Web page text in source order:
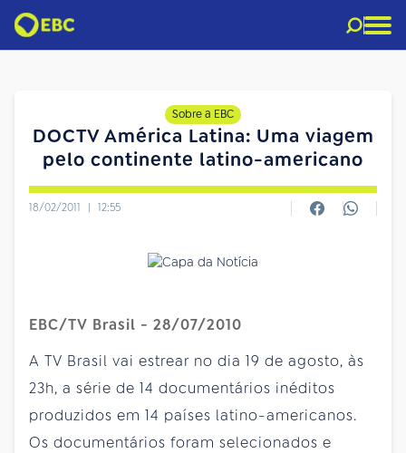
Sobre a EBC
DOCTV América Latina: Uma viagem
pelo continente latino-americano
18/02/2011 | 12:55
EBC/TV Brasil - 28/07/2010
A TV Brasil vai estrear no dia 19 de agosto, às
23h, a série de 14 documentários inéditos
produzidos em 14 países latino-americanos.
Os documentários foram selecionados e